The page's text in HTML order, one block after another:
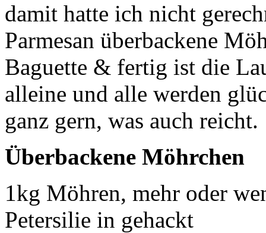
damit hatte ich nicht
Parmesan überbackene
Baguette & fertig ist die
alleine und alle werden
ganz gern, was auch reicht.
Überbackene Möhrchen
1kg Möhren, mehr oder
Petersilie in gehackt